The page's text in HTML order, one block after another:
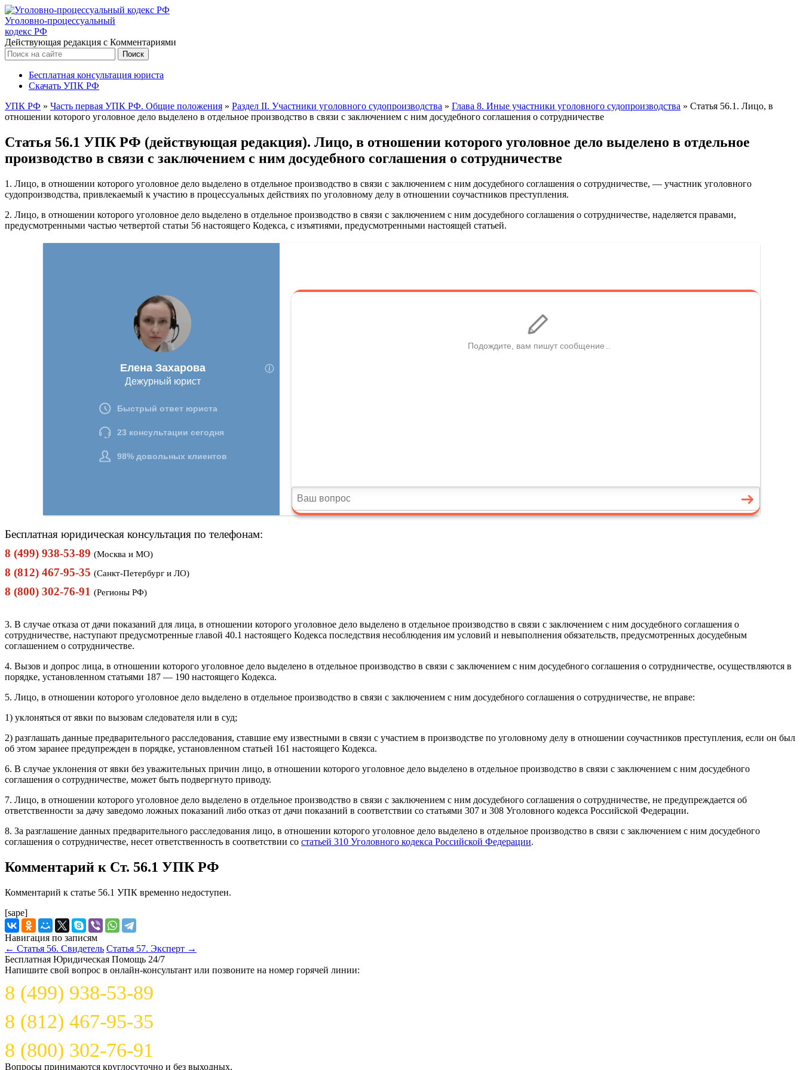
Уголовно-процессуальный
кодекс РФ
Действующая редакция с Комментариями
Бесплатная консультация юриста
Скачать УПК РФ
УПК РФ » Часть первая УПК РФ. Общие положения » Раздел II. Участники уголовного судопроизводства » Глава 8. Иные участники уголовного судопроизводства » Статья 56.1. Лицо, в
отношении которого уголовное дело выделено в отдельное производство в связи с заключением с ним досудебного соглашения о сотрудничестве
Статья 56.1 УПК РФ (действующая редакция). Лицо, в отношении которого уголовное дело выделено в отдельное
производство в связи с заключением с ним досудебного соглашения о сотрудничестве
1. Лицо, в отношении которого уголовное дело выделено в отдельное производство в связи с заключением с ним досудебного соглашения о сотрудничестве, — участник уголовного
судопроизводства, привлекаемый к участию в процессуальных действиях по уголовному делу в отношении соучастников преступления.
2. Лицо, в отношении которого уголовное дело выделено в отдельное производство в связи с заключением с ним досудебного соглашения о сотрудничестве, наделяется правами,
предусмотренными частью четвертой статьи 56 настоящего Кодекса, с изъятиями, предусмотренными настоящей статьей.
Бесплатная юридическая консультация по телефонам:
8 (499) 938-53-89 (Москва и МО)
8 (812) 467-95-35 (Санкт-Петербург и ЛО)
8 (800) 302-76-91 (Регионы РФ)
3. В случае отказа от дачи показаний для лица, в отношении которого уголовное дело выделено в отдельное производство в связи с заключением с ним досудебного соглашения о
сотрудничестве, наступают предусмотренные главой 40.1 настоящего Кодекса последствия несоблюдения им условий и невыполнения обязательств, предусмотренных досудебным
соглашением о сотрудничестве.
4. Вызов и допрос лица, в отношении которого уголовное дело выделено в отдельное производство в связи с заключением с ним досудебного соглашения о сотрудничестве, осуществляются в
порядке, установленном статьями 187 — 190 настоящего Кодекса.
5. Лицо, в отношении которого уголовное дело выделено в отдельное производство в связи с заключением с ним досудебного соглашения о сотрудничестве, не вправе:
1) уклоняться от явки по вызовам следователя или в суд;
2) разглашать данные предварительного расследования, ставшие ему известными в связи с участием в производстве по уголовному делу в отношении соучастников преступления, если он был
об этом заранее предупрежден в порядке, установленном статьей 161 настоящего Кодекса.
6. В случае уклонения от явки без уважительных причин лицо, в отношении которого уголовное дело выделено в отдельное производство в связи с заключением с ним досудебного
соглашения о сотрудничестве, может быть подвергнуто приводу.
7. Лицо, в отношении которого уголовное дело выделено в отдельное производство в связи с заключением с ним досудебного соглашения о сотрудничестве, не предупреждается об
ответственности за дачу заведомо ложных показаний либо отказ от дачи показаний в соответствии со статьями 307 и 308 Уголовного кодекса Российской Федерации.
8. За разглашение данных предварительного расследования лицо, в отношении которого уголовное дело выделено в отдельное производство в связи с заключением с ним досудебного
соглашения о сотрудничестве, несет ответственность в соответствии со статьей 310 Уголовного кодекса Российской Федерации.
Комментарий к Ст. 56.1 УПК РФ
Комментарий к статье 56.1 УПК временно недоступен.
[sape]
Навигация по записям
← Статья 56. Свидетель Статья 57. Эксперт →
Бесплатная Юридическая Помощь 24/7
Напишите свой вопрос в онлайн-консультант или позвоните на номер горячей линии:
8 (499) 938-53-89
8 (812) 467-95-35
8 (800) 302-76-91
Вопросы принимаются круглосуточно и без выходных.